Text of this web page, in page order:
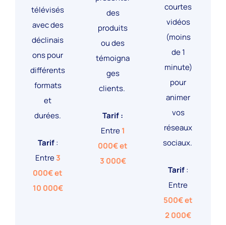
télévisés
avec des
déclinais
ons pour
différents
formats
et
durées.
Tarif:
Entre3
000€ et
10 000€
des
produits
ou des
témoigna
ges
clients.
Tarif :
Entre1
000€ et
3 000€
courtes
vidéos
(moins
de 1
minute)
pour
animer
vos
réseaux
sociaux.
Tarif:
Entre
500€ et
2 000€